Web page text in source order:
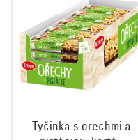
Tyčinka s orechmi a